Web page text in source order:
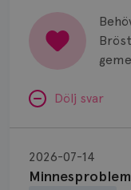
Dölj svar
2026-07-14
Letrozol
Vätska